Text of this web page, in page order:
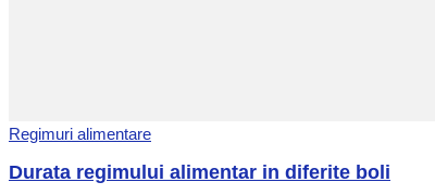
Regimuri alimentare
Durata regimului alimentar in diferite boli